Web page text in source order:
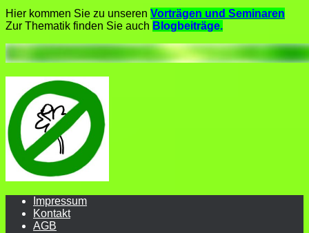
Hier kommen Sie zu unseren Vorträgen und Seminaren
Zur Thematik finden Sie auch Blogbeiträge.
Impressum
Kontakt
AGB